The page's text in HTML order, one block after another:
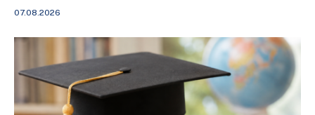
07.08.2026